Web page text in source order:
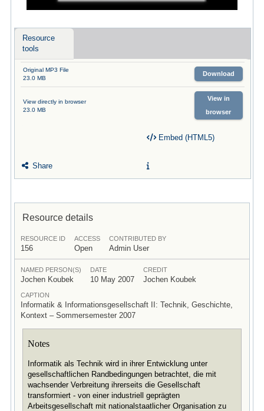
Resource
tools
Original MP3 File
23.0 MB
Download
View directly in browser
23.0 MB
View in
browser
Share
Embed (HTML5)
Resource details
RESOURCE ID
156
ACCESS
Open
CONTRIBUTED BY
Admin User
NAMED PERSON(S)
Jochen Koubek
DATE
10 May 2007
CREDIT
Jochen Koubek
CAPTION
Informatik & Informationsgesellschaft II: Technik, Geschichte,
Kontext – Sommersemester 2007
Notes
Informatik als Technik wird in ihrer Entwicklung unter
gesellschaftlichen Randbedingungen betrachtet, die mit
wachsender Verbreitung ihrerseits die Gesellschaft
transformiert - von einer industriell geprägten
Arbeitsgesellschaft mit nationalstaatlicher Organisation zu